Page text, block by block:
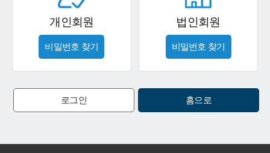
개인회원
비밀번호 찾기
법인회원
비밀번호 찾기
로그인 홈으로